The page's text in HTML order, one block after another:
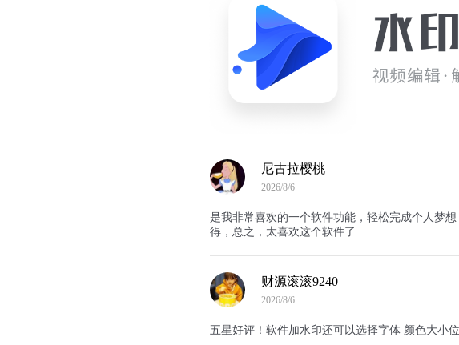
尼古拉樱桃
2026/8/6
是我非常喜欢的一个软件功能，轻松完成个人梦
得，总之，太喜欢这个软件了
财源滚滚9240
2026/8/6
五星好评！软件加水印还可以选择字体 颜色大小